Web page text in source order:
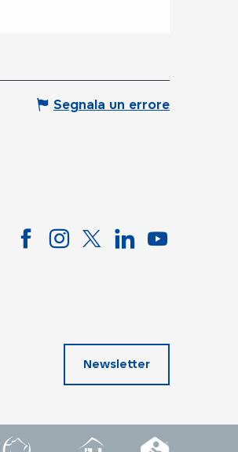
Segnala un errore
Newsletter